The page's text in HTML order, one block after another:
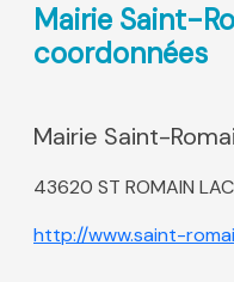
Mairie Saint-
coordonnées
Mairie Saint-
43620 ST ROMAIN
http://www.saint-